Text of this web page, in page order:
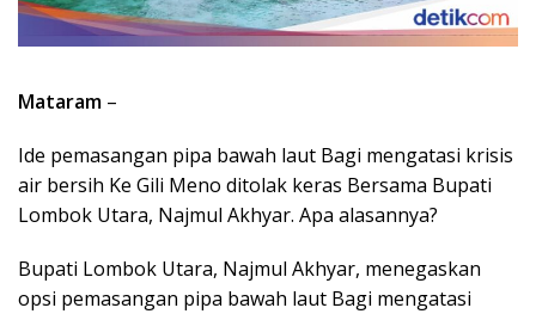
Mataram –
Ide pemasangan pipa bawah laut Bagi mengatasi krisis
air bersih Ke Gili Meno ditolak keras Bersama Bupati
Lombok Utara, Najmul Akhyar. Apa alasannya?
Bupati Lombok Utara, Najmul Akhyar, menegaskan
opsi pemasangan pipa bawah laut Bagi mengatasi